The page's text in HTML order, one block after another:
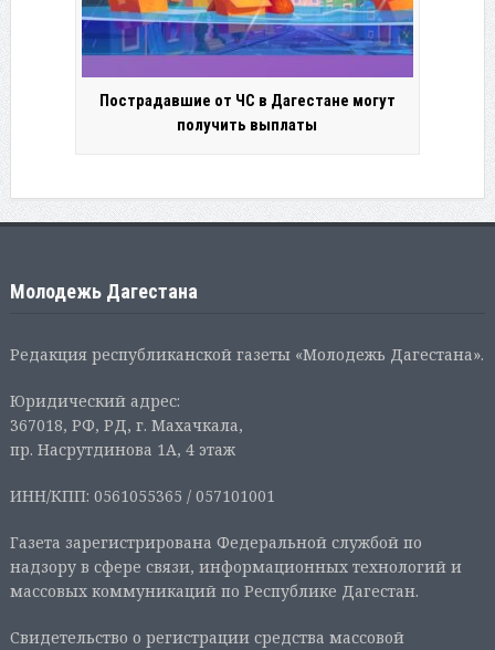
Пострадавшие от ЧС в Дагестане могут
получить выплаты
Молодежь Дагестана
Редакция республиканской газеты «Молодежь Дагестана».
Юридический адрес:
367018, РФ, РД, г. Махачкала,
пр. Насрутдинова 1А, 4 этаж
ИНН/КПП: 0561055365 / 057101001
Газета зарегистрирована Федеральной службой по
надзору в сфере связи, информационных технологий и
массовых коммуникаций по Республике Дагестан.
Свидетельство о регистрации средства массовой